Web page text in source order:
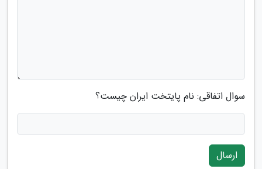
سوال اتفاقی: نام پایتخت ایران چیست؟
ارسال